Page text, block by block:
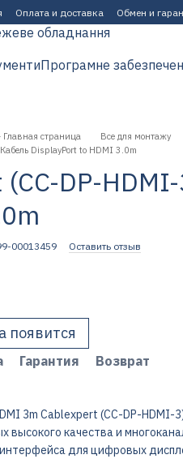
Оплата и доставка Обмен и
обладнання
Програмне
страница Все для монтажу
DisplayPort to HDMI 3.0m
DP-
00013459 Оставить отзыв
появится
Гарантия
Возврат
3m Cablexpert (CC-DP-
качества и
для цифровых